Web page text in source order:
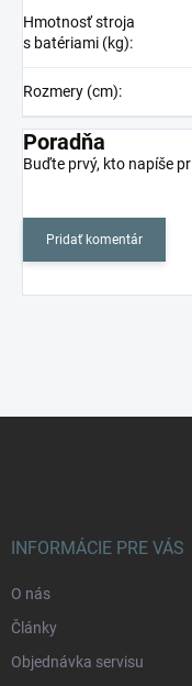
Hmotnosť stroja
s batériami (kg):
Rozmery (cm):
Poradňa
Buďte prvý, kto napíše
Pridať komentár
INFORMÁCIE PRE VÁS
O nás
Články
Objednávka servisu